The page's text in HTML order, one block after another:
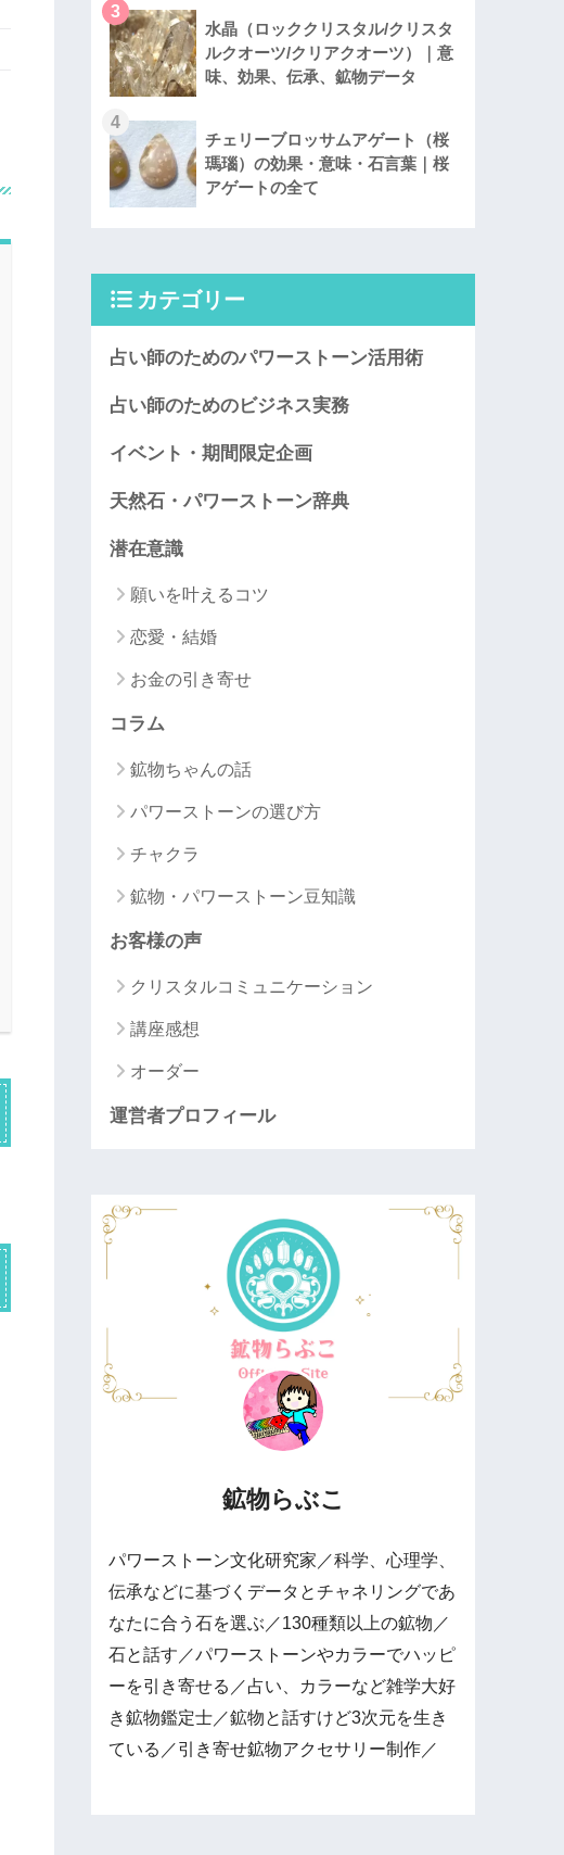
3
水晶（ロッククリスタル/クリスタ
ルクオーツ/クリアクオーツ）｜意
味、効果、伝承、鉱物データ
4
チェリーブロッサムアゲート（桜
瑪瑙）の効果・意味・石言葉｜桜
アゲートの全て
カテゴリー
占い師のためのパワーストーン活用術
占い師のためのビジネス実務
イベント・期間限定企画
天然石・パワーストーン辞典
潜在意識
願いを叶えるコツ
恋愛・結婚
お金の引き寄せ
コラム
鉱物ちゃんの話
パワーストーンの選び方
チャクラ
鉱物・パワーストーン豆知識
お客様の声
クリスタルコミュニケーション
講座感想
オーダー
運営者プロフィール
鉱物らぶこ
パワーストーン文化研究家／科学、心理学、
伝承などに基づくデータとチャネリングであ
なたに合う石を選ぶ／130種類以上の鉱物／
石と話す／パワーストーンやカラーでハッピ
ーを引き寄せる／占い、カラーなど雑学大好
き鉱物鑑定士／鉱物と話すけど3次元を生き
ている／引き寄せ鉱物アクセサリー制作／